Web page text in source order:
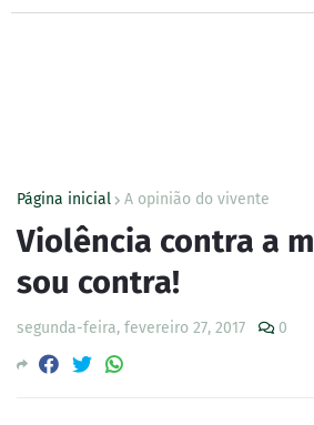
Página inicial A opinião do vivente
Violência contra a
sou contra!
segunda-feira, fevereiro 27, 2017 0